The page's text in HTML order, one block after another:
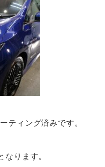
ティング済みです。
ります。